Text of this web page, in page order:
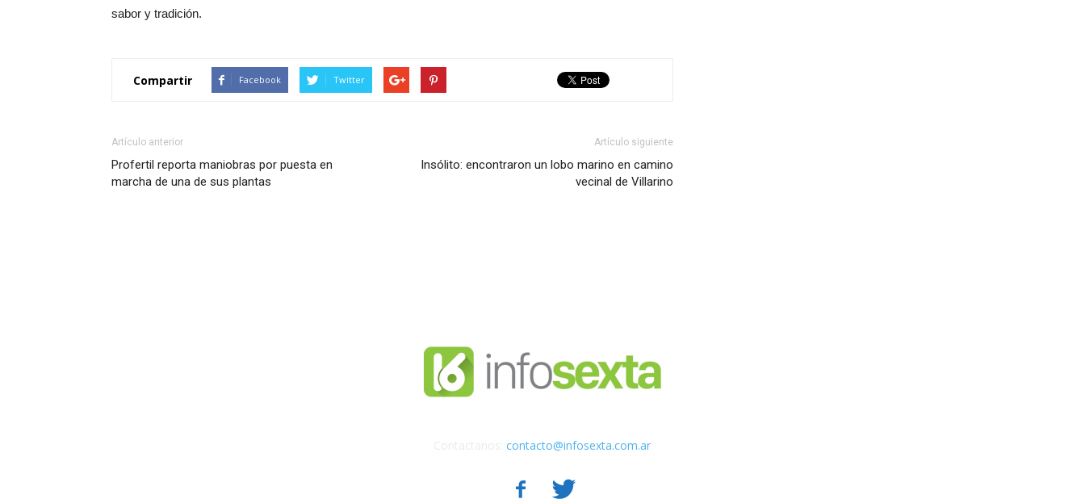
sabor y tradición.
Compartir Facebook Twitter
Artículo anterior
Profertil reporta maniobras por puesta en
marcha de una de sus plantas
Artículo siguiente
Insólito: encontraron un lobo marino en camino
vecinal de Villarino
contacto@infosexta.com.ar